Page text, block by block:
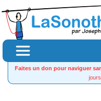
Faites un don pour naviguer